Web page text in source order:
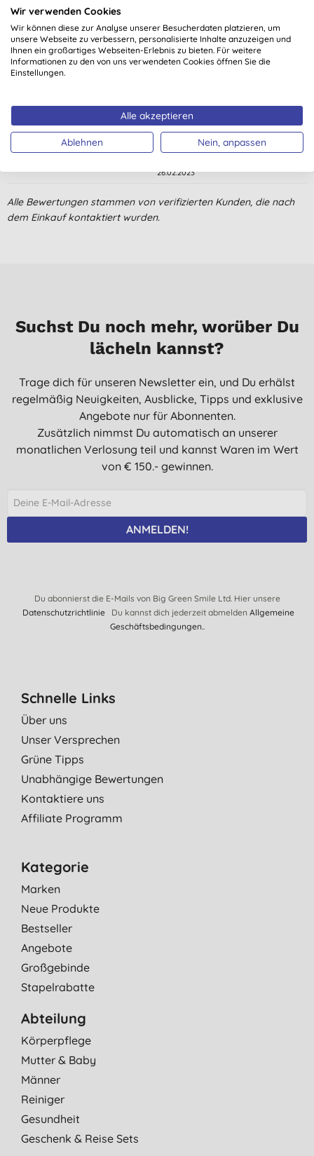
5,0
Kaufe immer wieder
Gute Waschleistung, toller Duft, biologisch abbaubar,
wunderbar. Gerne wieder.
S. T., Schönau
26.02.2023
Sind erst vor kurzem auf ökologische Waschmittel umgestiegen
und das ist mein absoluter Liebling. Man braucht kein
13.09.2020
O. G., Berlin
10.11.2019
Empfiehlt sich wirklich für alle Farben. Waschen in
verschiedenen Farbtönen (Helles und Dunkles) erspart man sich.
Die Waschmaschine kann immer voll befüllt und ebenso mit
Materialmix (Baumwolle Polyester) gewaschen werden. Selten
30.06.2019
20.02.2019
Alle Bewertungen stammen von verifizierten Kunden, die nach
dem Einkauf kontaktiert wurden.
Suchst Du noch mehr, worüber Du
lächeln kannst?
Trage dich für unseren Newsletter ein, und Du erhälst
regelmäßig Neuigkeiten, Ausblicke, Tipps und exklusive
Angebote nur für Abonnenten.
Zusätzlich nimmst Du automatisch an unserer
monatlichen Verlosung teil und kannst Waren im Wert
von € 150.- gewinnen.
ANMELDEN!
Du abonnierst die E-Mails von Big Green Smile Ltd. Hier unsere
DatenschutzrichtlinieDu kannst dich jederzeit abmelden Allgemeine
Geschäftsbedingungen..
Schnelle Links
Über uns
Unser Versprechen
Grüne Tipps
Unabhängige Bewertungen
Kontaktiere uns
Affiliate Programm
Kategorie
Marken
Neue Produkte
Bestseller
Angebote
Großgebinde
Stapelrabatte
Abteilung
Körperpflege
Mutter & Baby
Männer
Reiniger
Gesundheit
Geschenk & Reise Sets
Wir verwenden Cookies
Wir können diese zur Analyse unserer Besucherdaten platzieren, um
unsere Webseite zu verbessern, personalisierte Inhalte anzuzeigen und
Ihnen ein großartiges Webseiten-Erlebnis zu bieten. Für weitere
Informationen zu den von uns verwendeten Cookies öffnen Sie die
Einstellungen.
Alle akzeptieren
Ablehnen Nein, anpassen